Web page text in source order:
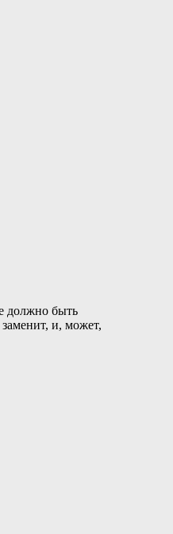
должно быть
и, может,